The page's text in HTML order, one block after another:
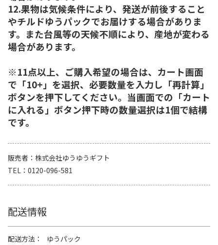
12.果物は気候条件により、発送が前後すること
やチルドゆうパックでお届けする場合がありま
す。また台風等の天候不順により、産地が変わる
場合があります。
※11点以上、ご購入希望の場合は、カート画面
で「10+」を選択、必要数量を入力し「再計算」
ボタンを押下してください。当画面での「カート
に入れる」ボタン押下時の数量選択は1個で結構
です。
販売者
株式会社ゆうゆうギフト
TEL
0120-096-581
配送情報
配送方法
ゆうパック